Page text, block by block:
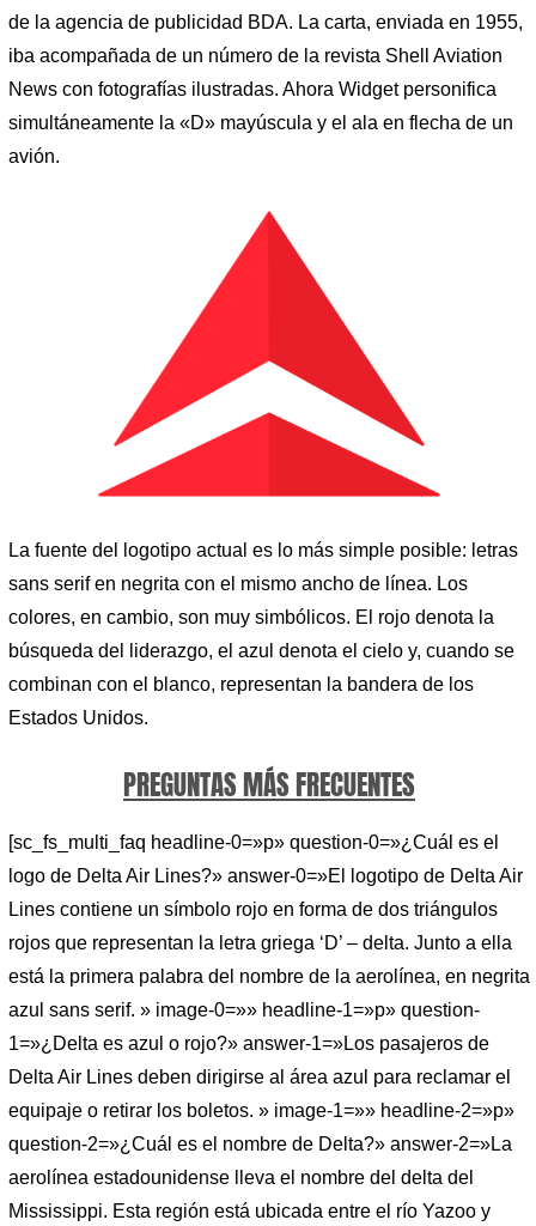
de la agencia de publicidad BDA. La carta, enviada en 1955,
iba acompañada de un número de la revista Shell Aviation
News con fotografías ilustradas. Ahora Widget personifica
simultáneamente la «D» mayúscula y el ala en flecha de un
avión.
La fuente del logotipo actual es lo más simple posible: letras
sans serif en negrita con el mismo ancho de línea. Los
colores, en cambio, son muy simbólicos. El rojo denota la
búsqueda del liderazgo, el azul denota el cielo y, cuando se
combinan con el blanco, representan la bandera de los
Estados Unidos.
PREGUNTAS MÁS FRECUENTES
[sc_fs_multi_faq headline-0=»p» question-0=»¿Cuál es el
logo de Delta Air Lines?» answer-0=»El logotipo de Delta Air
Lines contiene un símbolo rojo en forma de dos triángulos
rojos que representan la letra griega ‘D’ – delta. Junto a ella
está la primera palabra del nombre de la aerolínea, en negrita
azul sans serif. » image-0=»» headline-1=»p» question-
1=»¿Delta es azul o rojo?» answer-1=»Los pasajeros de
Delta Air Lines deben dirigirse al área azul para reclamar el
equipaje o retirar los boletos. » image-1=»» headline-2=»p»
question-2=»¿Cuál es el nombre de Delta?» answer-2=»La
aerolínea estadounidense lleva el nombre del delta del
Mississippi. Esta región está ubicada entre el río Yazoo y